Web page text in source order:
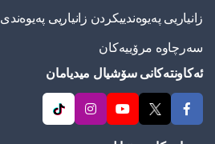
زانیاریی په‌یوه‌ندییكردن زانیاریی په‌یوه‌ندی
سەرچاوە مرۆییەکان
ئەکاونتەکانی سۆشیال میدیامان